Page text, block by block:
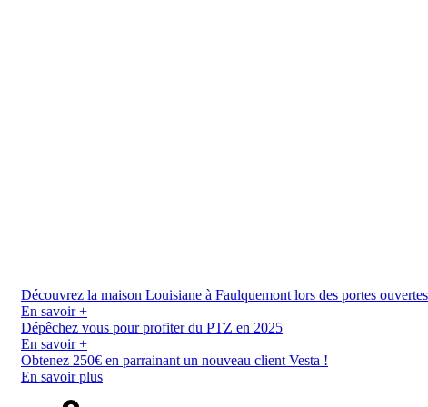
Découvrez la maison Louisiane à Faulquemont lors des portes
En savoir +
Dépêchez vous pour profiter du PTZ en 2025
En savoir +
Obtenez 250€ en parrainant un nouveau client Vesta !
En savoir plus